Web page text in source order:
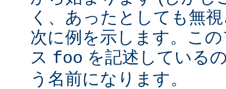
く、あったとしても無
次に例を示します。こ
ス foo を記述している
う名前になります。